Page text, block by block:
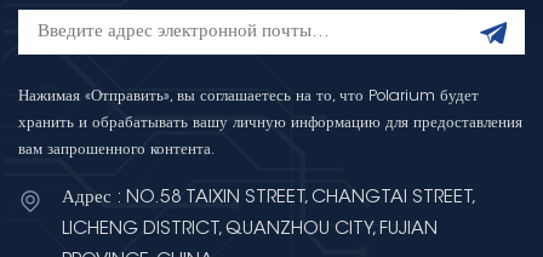
Нажимая «Отправить», вы соглашаетесь на то, что Polarium будет
хранить и обрабатывать вашу личную информацию для предоставления
вам запрошенного контента.
Адрес : NO.58 TAIXIN STREET, CHANGTAI STREET,
LICHENG DISTRICT, QUANZHOU CITY, FUJIAN